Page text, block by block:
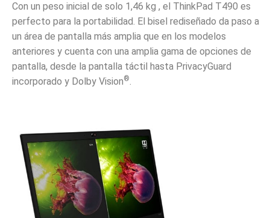
Con un peso inicial de solo 1,46 kg , el ThinkPad T490 es
perfecto para la portabilidad. El bisel rediseñado da paso a
un área de pantalla más amplia que en los modelos
anteriores y cuenta con una amplia gama de opciones de
pantalla, desde la pantalla táctil hasta PrivacyGuard
incorporado y Dolby Vision®.